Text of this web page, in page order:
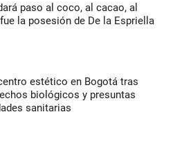
paso al coco, al cacao, al
la posesión de De la Espriella
estético en Bogotá tras
biológicos y presuntas
sanitarias